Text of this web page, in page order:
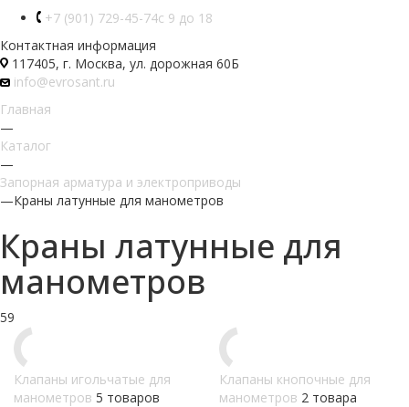
+7 (901) 729-45-74c 9 до 18
Контактная информация
117405, г. Москва, ул. дорожная 60Б
info@evrosant.ru
Главная
—
Каталог
—
Запорная арматура и электроприводы
—Краны латунные для манометров
Краны латунные для
манометров
59
Клапаны игольчатые для
манометров 5 товаров
Клапаны кнопочные для
манометров 2 товара